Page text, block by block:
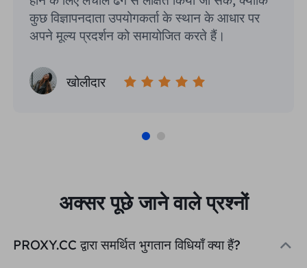
कुछ विज्ञापनदाता उपयोगकर्ता के स्थान के आधार पर
अपने मूल्य प्रदर्शन को समायोजित करते हैं।
खोलीदार
अक्सर पूछे जाने वाले प्रश्नों
PROXY.CC द्वारा समर्थित भुगतान विधियाँ क्या हैं?